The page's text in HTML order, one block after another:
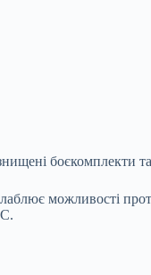
боєкомплекти
можливості